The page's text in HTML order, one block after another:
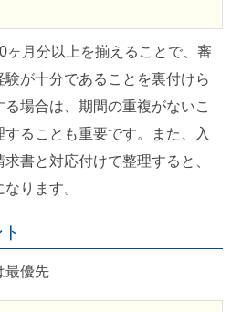
ヶ月分以上を揃えることで、審
が十分であることを裏付けら
場合は、期間の重複がないこ
ることも重要です。また、入
書と対応付けて整理すると、
ります。
最優先